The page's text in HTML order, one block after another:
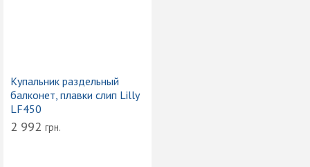
Купальник раздельный
балконет, плавки слип Lilly
LF450
2 992 грн.